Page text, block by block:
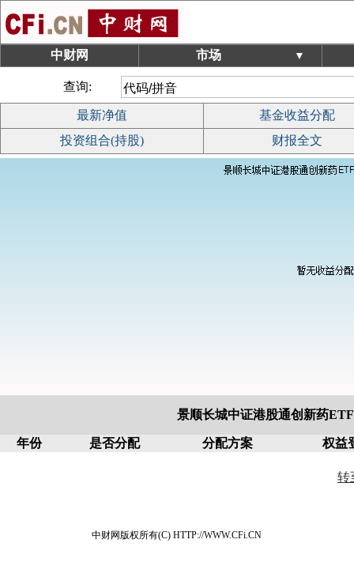
中财网 市场 ▼
查询:
最新净值
基金收益分配
投资组合(持股)
财报全文
景顺长城中证港股通创新药
年份 是否分配 分配方案 权益
转
中财网版权所有(C) HTTP://WWW.CFi.CN